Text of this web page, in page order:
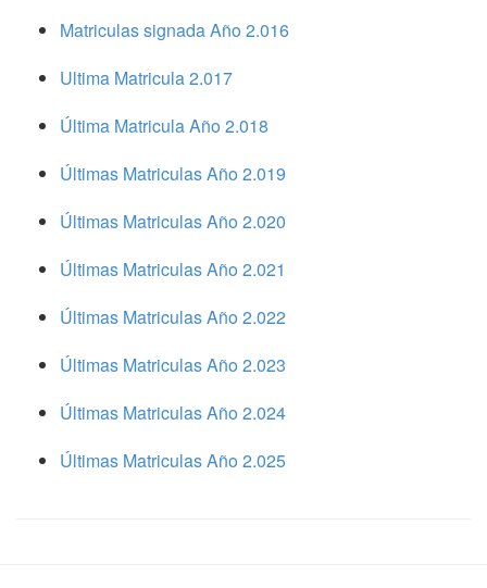
Matriculas signada Año 2.016
Ultima Matricula 2.017
Última Matricula Año 2.018
Últimas Matriculas Año 2.019
Últimas Matriculas Año 2.020
Últimas Matriculas Año 2.021
Últimas Matriculas Año 2.022
Últimas Matriculas Año 2.023
Últimas Matriculas Año 2.024
Últimas Matriculas Año 2.025